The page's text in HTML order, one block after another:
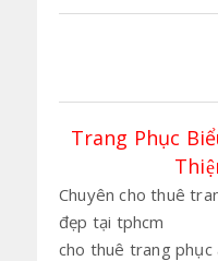
Trang Phục
Chuyên cho thuê
đẹp tại tphcm
cho thuê trang phục